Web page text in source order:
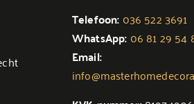
Telefoon: 036 522 3691
WhatsApp: 06 81 29 54
Email: